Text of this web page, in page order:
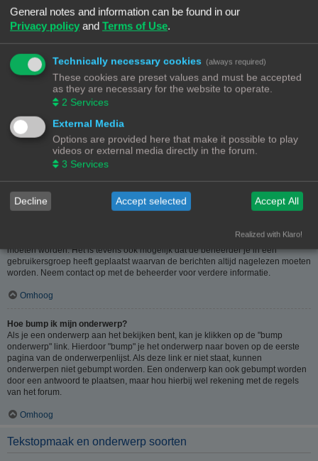
heeft hier dus in geen geval iets mee te maken.
Omhoog
Hoe kan ik berichten aan een moderator melden?
Als de beheerder het toelaat, kun je op de hiervoor dienende knop klikken bij
het bericht. Als je hierop geklikt hebt, moet je een paar verplichte stappen
volgen om de melding te versturen.
Waarvoor dient de "Opslaan"-knop bij het plaatsen van een bericht?
Hiermee kun je berichten opslaan om ze dan later af te werken en te plaatsen.
Een opgeslagen bericht kun je, via de bijhorende optie, in het
Omhoog
De beheerder kan beslist hebben dat geplaatste berichten eerst nagekeken
moeten worden. Het is tevens ook mogelijk dat de beheerder je in een
gebruikersgroep heeft geplaatst waarvan de berichten altijd nagelezen moeten
worden. Neem contact op met de beheerder voor verdere informatie.
Omhoog
Hoe bump ik mijn onderwerp?
Als je een onderwerp aan het bekijken bent, kan je klikken op de "bump
onderwerp" link. Hierdoor "bump" je het onderwerp naar boven op de eerste
pagina van de onderwerpenlijst. Als deze link er niet staat, kunnen
onderwerpen niet gebumpt worden. Een onderwerp kan ook gebumpt worden
door een antwoord te plaatsen, maar hou hierbij wel rekening met de regels
van het forum.
Omhoog
Tekstopmaak en onderwerp soorten
General notes and information can be found in our
Privacy policy and Terms of Use.
Technically necessary cookies (always required)
These cookies are preset values and must be accepted
as they are necessary for the website to operate.
2 Services
External Media
Options are provided here that make it possible to play
videos or external media directly in the forum.
3 Services
Decline Accept selected Accept All
Realized with Klaro!